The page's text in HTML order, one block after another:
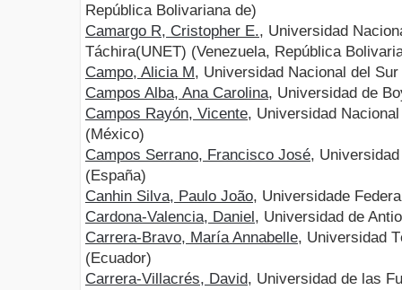
República Bolivariana de)
Camargo R, Cristopher E., Universidad
Táchira(UNET) (Venezuela, República
Campo, Alicia M, Universidad Nacional del
Campos Alba, Ana Carolina, Universidad de
Campos Rayón, Vicente, Universidad
(México)
Campos Serrano, Francisco José,
(España)
Canhin Silva, Paulo João, Universidade
Cardona-Valencia, Daniel , Universidad de
Carrera-Bravo, María Annabelle, Universidad
(Ecuador)
Carrera-Villacrés, David, Universidad de las